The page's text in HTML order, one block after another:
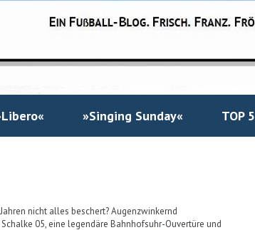
»Singing Sunday« TOP 5
nicht alles beschert? Augenzwinkernd
05, eine legendäre Bahnhofsuhr-Ouvertüre und